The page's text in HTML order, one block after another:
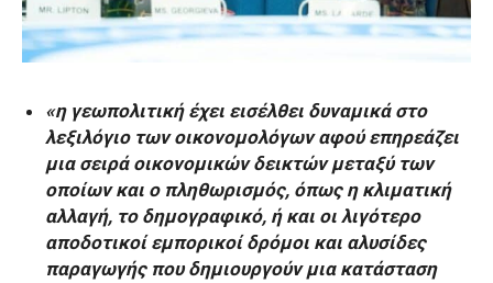
«η γεωπολιτική έχει εισέλθει δυναμικά στο
λεξιλόγιο των οικονομολόγων αφού επηρεάζει
μια σειρά οικονομικών δεικτών μεταξύ των
οποίων και ο πληθωρισμός, όπως η κλιματική
αλλαγή, το δημογραφικό, ή και οι λιγότερο
αποδοτικοί εμπορικοί δρόμοι και αλυσίδες
παραγωγής που δημιουργούν μια κατάσταση